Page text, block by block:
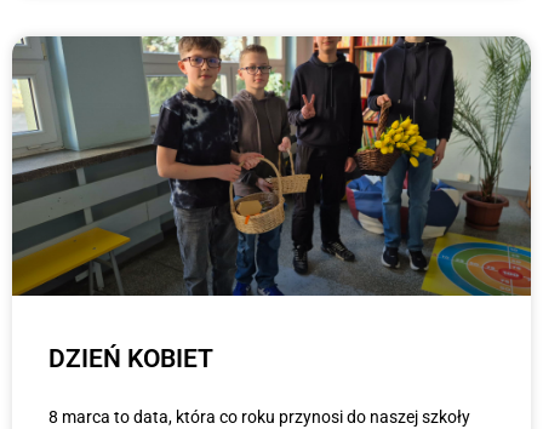
DZIEŃ KOBIET
8 marca to data, która co roku przynosi do naszej szkoły